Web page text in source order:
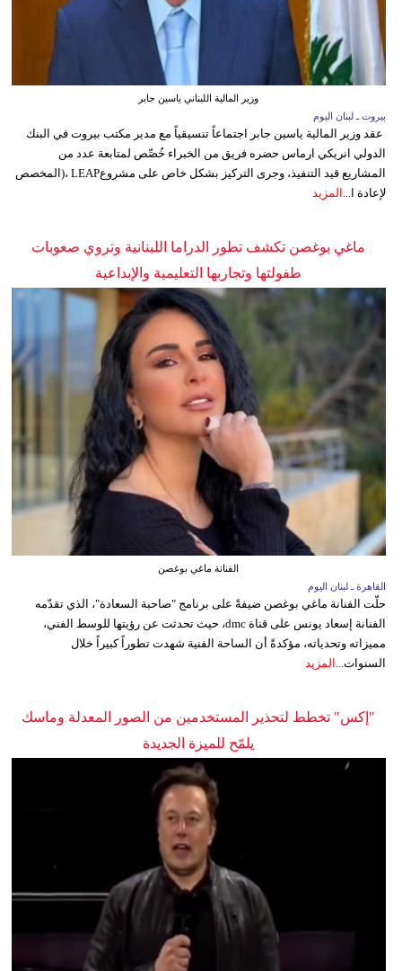
وزير المالية اللبناني ياسين جابر
بيروت ـ لبنان اليوم
عقد وزير المالية ياسين جابر اجتماعاً تنسيقياً مع مدير مكتب بيروت في البنك
الدولي انريكي ارماس حضره فريق من الخبراء خُصِّص لمتابعة عدد من
المشاريع قيد التنفيذ، وجرى التركيز بشكل خاص على مشروعLEAP ،(المخصص
لإعادة ا...
المزيد
ماغي بوغصن تكشف تطور الدراما اللبنانية وتروي صعوبات
طفولتها وتجاربها التعليمية والإبداعية
الفنانة ماغي بوغصن
القاهرة ـ لبنان اليوم
حلّت الفنانة ماغي بوغصن ضيفةً على برنامج "صاحبة السعادة"، الذي تقدّمه
الفنانة إسعاد يونس على قناة dmc، حيث تحدثت عن رؤيتها للوسط الفني،
مميزاته وتحدياته، مؤكدةً أن الساحة الفنية شهدت تطوراً كبيراً خلال
السنوات... المزيد
"إكس" تخطط لتحذير المستخدمين من الصور المعدلة وماسك
يلمّح للميزة الجديدة